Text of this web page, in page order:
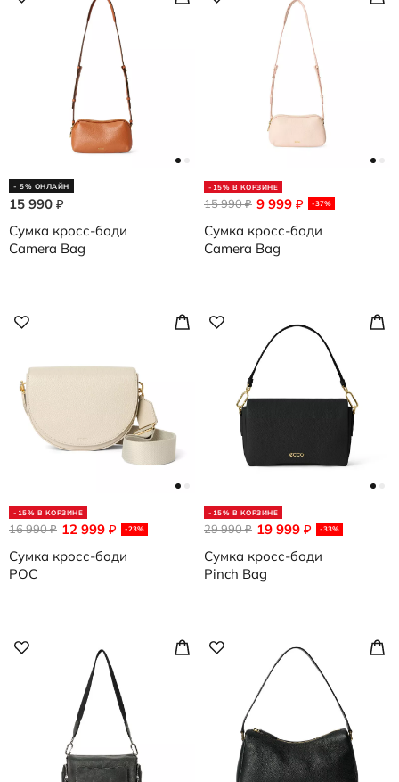
- 5% ОНЛАЙН
15 990 ₽
Сумка кросс-боди
Camera Bag
-15% В КОРЗИНЕ
9 999 ₽ -37%
15 990₽
Сумка кросс-боди
Camera Bag
-15% В КОРЗИНЕ
12 999 ₽ -23%
16 990₽
Сумка кросс-боди
POC
-15% В КОРЗИНЕ
19 999 ₽ -33%
29 990₽
Сумка кросс-боди
Pinch Bag